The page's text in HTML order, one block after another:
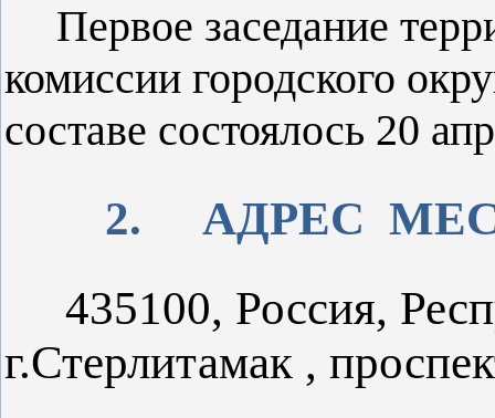
Первое заседание
комиссии городского
составе состоялось 20
2. АДРЕС
435100, Россия,
г.Стерлитамак ,